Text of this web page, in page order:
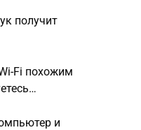
получит
Fi похожим
и